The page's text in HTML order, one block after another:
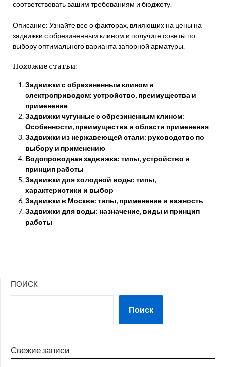
соответствовать вашим требованиям и бюджету.
Описание: Узнайте все о факторах‚ влияющих на цены на
задвижки с обрезиненным клином и получите советы по
выбору оптимального варианта запорной арматуры.
Похожие статьи:
Задвижки с обрезиненным клином и
электроприводом: устройство, преимущества и
применение
Задвижки чугунные с обрезиненным клином:
Особенности, преимущества и области применения
Задвижки из нержавеющей стали: руководство по
выбору и применению
Водопроводная задвижка: типы, устройство и
принцип работы
Задвижки для холодной воды: типы,
характеристики и выбор
Задвижки в Москве: типы, применение и важность
Задвижки для воды: назначение, виды и принцип
работы
ПОИСК
Поиск
Свежие записи